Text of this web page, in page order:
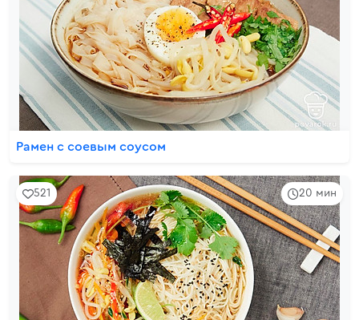
Рамен с соевым соусом
20 мин
521